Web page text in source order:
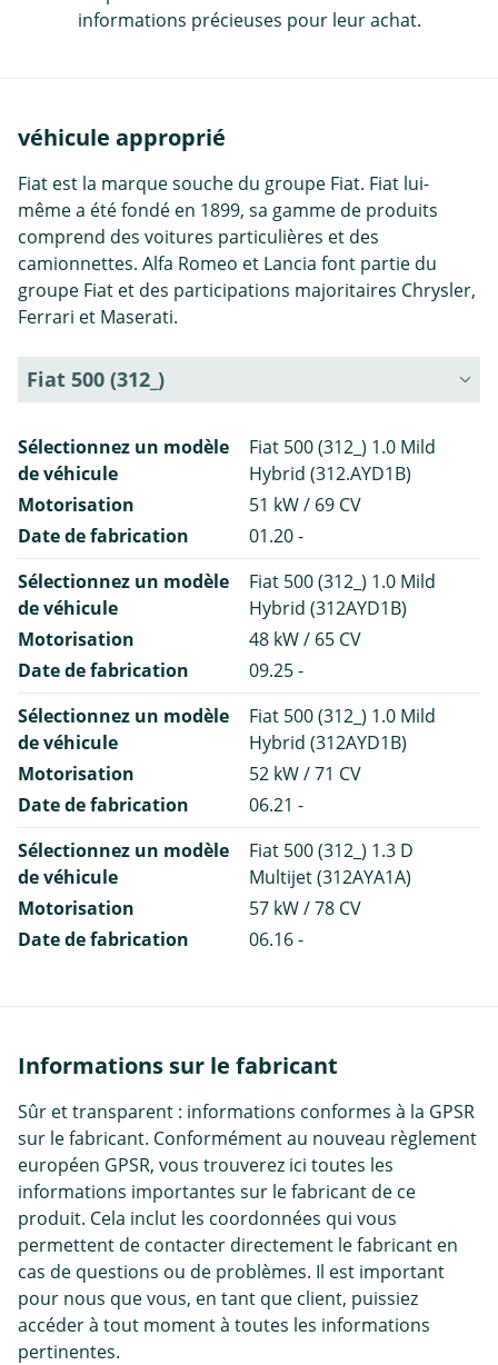
informations précieuses pour leur achat.
véhicule approprié
Fiat est la marque souche du groupe Fiat. Fiat lui-
même a été fondé en 1899, sa gamme de produits
comprend des voitures particulières et des
camionnettes. Alfa Romeo et Lancia font partie du
groupe Fiat et des participations majoritaires Chrysler,
Ferrari et Maserati.
Fiat 500 (312_)
Sélectionnez un modèle
de véhicule
Fiat 500 (312_) 1.0 Mild
Hybrid (312.AYD1B)
Motorisation
51 kW / 69 CV
Date de fabrication
01.20 -
Sélectionnez un modèle
de véhicule
Fiat 500 (312_) 1.0 Mild
Hybrid (312AYD1B)
Motorisation
48 kW / 65 CV
Date de fabrication
09.25 -
Sélectionnez un modèle
de véhicule
Fiat 500 (312_) 1.0 Mild
Hybrid (312AYD1B)
Motorisation
52 kW / 71 CV
Date de fabrication
06.21 -
Sélectionnez un modèle
de véhicule
Fiat 500 (312_) 1.3 D
Multijet (312AYA1A)
Motorisation
57 kW / 78 CV
Date de fabrication
06.16 -
Informations sur le fabricant
Sûr et transparent : informations conformes à la GPSR
sur le fabricant. Conformément au nouveau règlement
européen GPSR, vous trouverez ici toutes les
informations importantes sur le fabricant de ce
produit. Cela inclut les coordonnées qui vous
permettent de contacter directement le fabricant en
cas de questions ou de problèmes. Il est important
pour nous que vous, en tant que client, puissiez
accéder à tout moment à toutes les informations
pertinentes.